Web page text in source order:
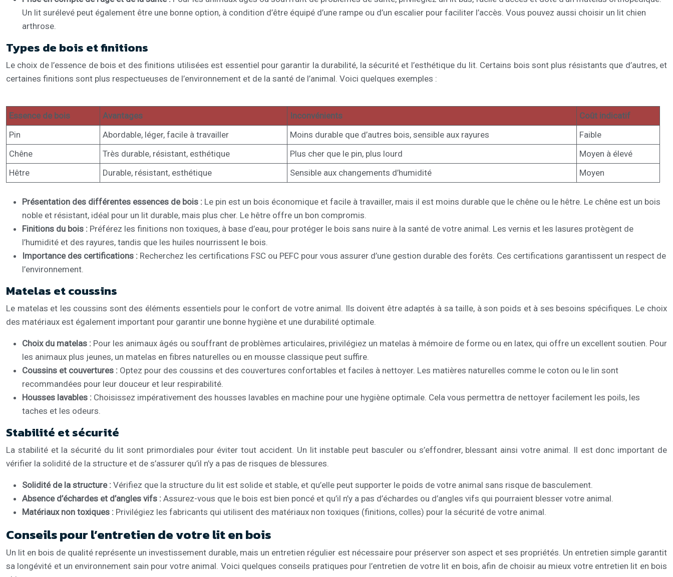
Un lit surélevé peut également être une bonne option, à condition d’être équipé d’une rampe ou d’un escalier pour faciliter l’accès. Vous pouvez aussi choisir un lit chien
arthrose.
Types de bois et finitions
Le choix de l’essence de bois et des finitions utilisées est essentiel pour garantir la durabilité, la sécurité et l’esthétique du lit. Certains bois sont plus résistants que d’autres, et
certaines finitions sont plus respectueuses de l’environnement et de la santé de l’animal. Voici quelques exemples :
Essence de bois Avantages Inconvénients
Coût indicatif
Pin
Abordable, léger, facile à travailler Moins durable que d’autres bois, sensible aux rayures
Faible
Chêne
Très durable, résistant, esthétique Plus cher que le pin, plus lourd
Moyen à élevé
Hêtre
Durable, résistant, esthétique Sensible aux changements d’humidité Moyen
Présentation des différentes essences de bois : Le pin est un bois économique et facile à travailler, mais il est moins durable que le chêne ou le hêtre. Le chêne est un bois
noble et résistant, idéal pour un lit durable, mais plus cher. Le hêtre offre un bon compromis.
Finitions du bois : Préférez les finitions non toxiques, à base d’eau, pour protéger le bois sans nuire à la santé de votre animal. Les vernis et les lasures protègent de
l’humidité et des rayures, tandis que les huiles nourrissent le bois.
Importance des certifications : Recherchez les certifications FSC ou PEFC pour vous assurer d’une gestion durable des forêts. Ces certifications garantissent un respect de
l’environnement.
Matelas et coussins
Le matelas et les coussins sont des éléments essentiels pour le confort de votre animal. Ils doivent être adaptés à sa taille, à son poids et à ses besoins spécifiques. Le choix
des matériaux est également important pour garantir une bonne hygiène et une durabilité optimale.
Choix du matelas : Pour les animaux âgés ou souffrant de problèmes articulaires, privilégiez un matelas à mémoire de forme ou en latex, qui offre un excellent soutien. Pour
les animaux plus jeunes, un matelas en fibres naturelles ou en mousse classique peut suffire.
Coussins et couvertures : Optez pour des coussins et des couvertures confortables et faciles à nettoyer. Les matières naturelles comme le coton ou le lin sont
recommandées pour leur douceur et leur respirabilité.
Housses lavables : Choisissez impérativement des housses lavables en machine pour une hygiène optimale. Cela vous permettra de nettoyer facilement les poils, les
taches et les odeurs.
Stabilité et sécurité
La stabilité et la sécurité du lit sont primordiales pour éviter tout accident. Un lit instable peut basculer ou s’effondrer, blessant ainsi votre animal. Il est donc important de
vérifier la solidité de la structure et de s’assurer qu’il n’y a pas de risques de blessures.
Solidité de la structure : Vérifiez que la structure du lit est solide et stable, et qu’elle peut supporter le poids de votre animal sans risque de basculement.
Absence d’échardes et d’angles vifs : Assurez-vous que le bois est bien poncé et qu’il n’y a pas d’échardes ou d’angles vifs qui pourraient blesser votre animal.
Matériaux non toxiques : Privilégiez les fabricants qui utilisent des matériaux non toxiques (finitions, colles) pour la sécurité de votre animal.
Conseils pour l’entretien de votre lit en bois
Un lit en bois de qualité représente un investissement durable, mais un entretien régulier est nécessaire pour préserver son aspect et ses propriétés. Un entretien simple garantit
sa longévité et un environnement sain pour votre animal. Voici quelques conseils pratiques pour l’entretien de votre lit en bois, afin de choisir au mieux votre entretien lit en bois